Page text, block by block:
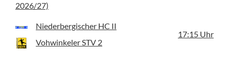
2026/27)
Niederbergischer HC II
Vohwinkeler STV 2
17:15 Uhr